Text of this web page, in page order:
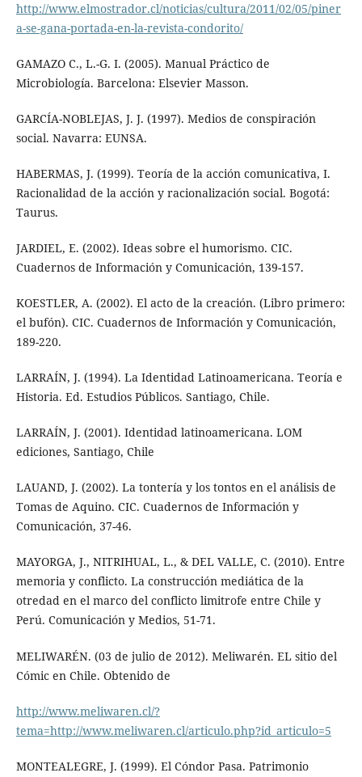
http://www.elmostrador.cl/noticias/cultura/2011/02/05/piner
a-se-gana-portada-en-la-revista-condorito/
GAMAZO C., L.-G. I. (2005). Manual Práctico de
Microbiología. Barcelona: Elsevier Masson.
GARCÍA-NOBLEJAS, J. J. (1997). Medios de conspiración
social. Navarra: EUNSA.
HABERMAS, J. (1999). Teoría de la acción comunicativa, I.
Racionalidad de la acción y racionalización social. Bogotá:
Taurus.
JARDIEL, E. (2002). Ideas sobre el humorismo. CIC.
Cuadernos de Información y Comunicación, 139-157.
KOESTLER, A. (2002). El acto de la creación. (Libro primero:
el bufón). CIC. Cuadernos de Información y Comunicación,
189-220.
LARRAÍN, J. (1994). La Identidad Latinoamericana. Teoría e
Historia. Ed. Estudios Públicos. Santiago, Chile.
LARRAÍN, J. (2001). Identidad latinoamericana. LOM
ediciones, Santiago, Chile
LAUAND, J. (2002). La tontería y los tontos en el análisis de
Tomas de Aquino. CIC. Cuadernos de Información y
Comunicación, 37-46.
MAYORGA, J., NITRIHUAL, L., & DEL VALLE, C. (2010). Entre
memoria y conflicto. La construcción mediática de la
otredad en el marco del conflicto limitrofe entre Chile y
Perú. Comunicación y Medios, 51-71.
MELIWARÉN. (03 de julio de 2012). Meliwarén. EL sitio del
Cómic en Chile. Obtenido de
http://www.meliwaren.cl/?
tema=http://www.meliwaren.cl/articulo.php?id_articulo=5
MONTEALEGRE, J. (1999). El Cóndor Pasa. Patrimonio